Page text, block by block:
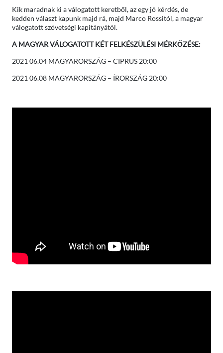
Kik maradnak ki a válogatott keretből, az egy jó kérdés, de
kedden választ kapunk majd rá, majd Marco Rossitól, a magyar
válogatott szövetségi kapitányától.
A MAGYAR VÁLOGATOTT KÉT FELKÉSZÜLÉSI MÉRKŐZÉSE:
2021 06.04 MAGYARORSZÁG – CIPRUS 20:00
2021 06.08 MAGYARORSZÁG – ÍRORSZÁG 20:00